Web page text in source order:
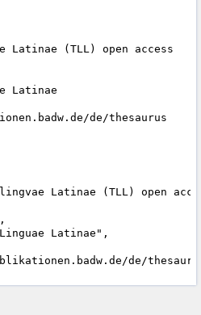
Latinae (TLL) open access
Latinae
de/thesaurus
Latinae (TLL) open
Latinae",
de/